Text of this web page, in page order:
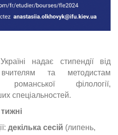
надає стипендії від
та методистам
філології,
спеціальностей.
декілька сесій (липень,